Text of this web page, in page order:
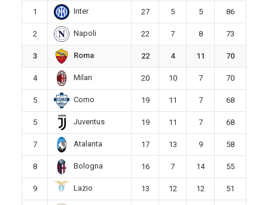
1 Inter 27 5 5 86
2 Napoli 22 7 8 73
3 Roma 22 4 11 70
4 Milan 20 10 7 70
5 Como 19 11 7 68
5 Juventus 19 11 7 68
7 Atalanta 17 13 9 58
8 Bologna 16 7 14 55
9 Lazio 13 12 12 51